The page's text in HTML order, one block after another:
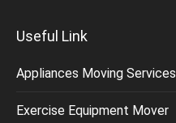
Useful Link
Appliances Moving Services
Exercise Equipment Mover